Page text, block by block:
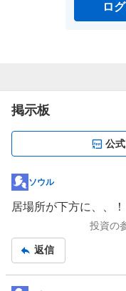
ロ
掲示板
公
掲
示
記
事
ソウル
居場所が下方に、、！
投資の
返信